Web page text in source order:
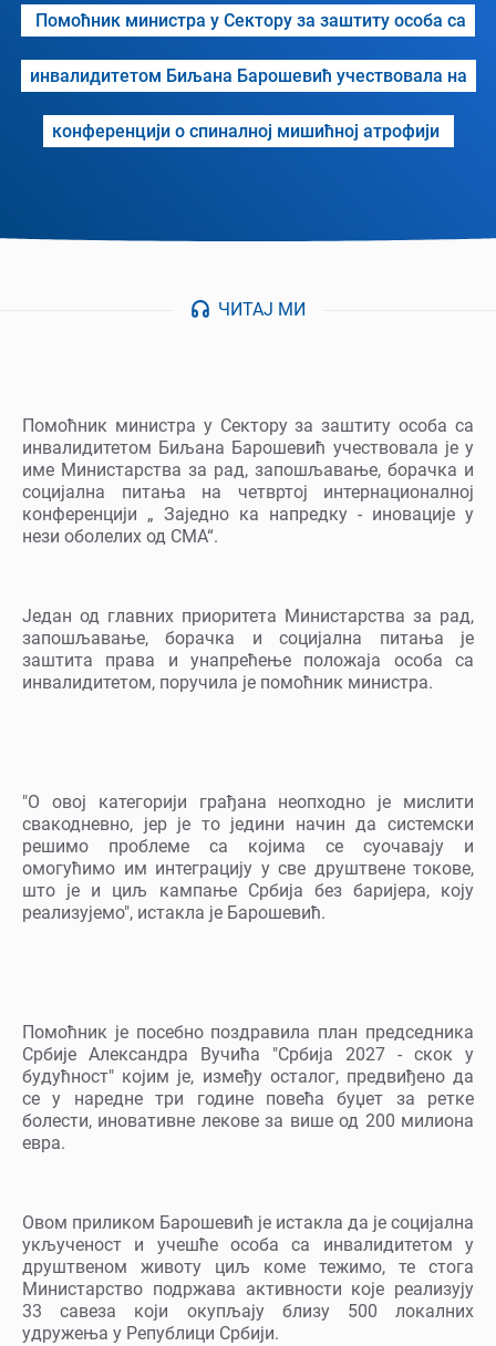
Помоћник министра у Сектору за заштиту особа са
инвалидитетом Биљана Барошевић учествовала на
конференцији о спиналној мишићној атрофији
ЧИТАЈ МИ
Помоћник министра у Сектору за заштиту особа са
инвалидитетом Биљана Барошевић учествовала је у
име Министарства за рад, запошљавање, борачка и
социјална питања на четвртој интернационалној
конференцији „ Заједно ка напредку - иновације у
нези оболелих од СМА“.
Један од главних приоритета Министарства за рад,
запошљавање, борачка и социјална питања је
заштита права и унапрећење положаја особа са
инвалидитетом, поручила је помоћник министра.
"О овој категорији грађана неопходно је мислити
свакодневно, јер је то једини начин да системски
решимо проблеме са којима се суочавају и
омогућимо им интеграцију у све друштвене токове,
што је и циљ кампање Србија без баријерa, коју
реализујемо", истакла је Барошевић.
Помоћник је посебно поздравила план председника
Србије Александра Вучића "Србија 2027 - скок у
будућност" којим је, између осталог, предвиђено да
се у наредне три године повећа буџет за ретке
болести, иновативне лекове за више од 200 милиона
евра.
Овом приликом Барошевић је истакла да је социјална
укљученост и учешће особа са инвалидитетом у
друштвеном животу циљ коме тежимо, те стога
Министарство подржава активности које реализују
33 савеза који окупљају близу 500 локалних
удружења у Републици Србији.